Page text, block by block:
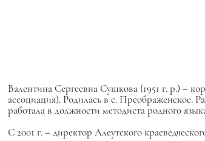
Валентина Сергеевна Сушкова (1951 г. р.) –
ассоциация). Родилась в с. Преображенское.
работала в должности методиста родного
С 2001 г. – директор Алеутского